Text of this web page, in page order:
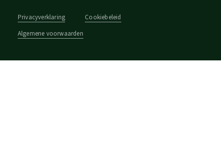
Privacyverklaring
Cookiebeleid
Algemene voorwaarden